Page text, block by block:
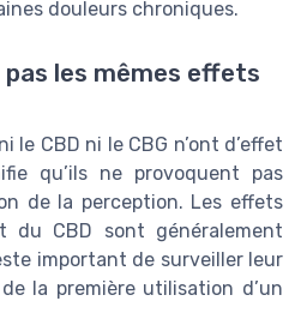
douleurs chroniques.
pas les mêmes effets
le CBD ni le CBG n’ont d’effet
qu’ils ne provoquent pas
de la perception. Les effets
du CBD sont généralement
important de surveiller leur
la première utilisation d’un